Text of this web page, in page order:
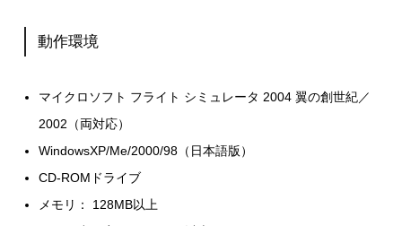
動作環境
マイクロソフト フライト シミュレータ 2004 翼の創世紀／
2002（両対応）
WindowsXP/Me/2000/98（日本語版）
CD-ROMドライブ
メモリ： 128MB以上